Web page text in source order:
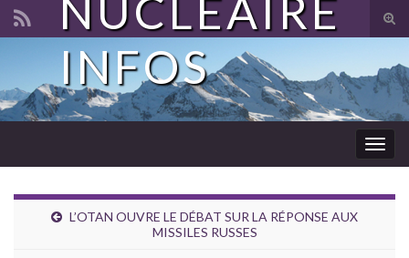
Search for:
NUCLÉAIRE
INFOS
L’OTAN OUVRE LE DÉBAT SUR LA RÉPONSE AUX
MISSILES RUSSES